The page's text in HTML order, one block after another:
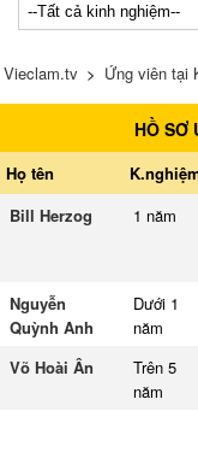
Vieclam.tv > Ứng viên tại
HỒ SƠ
Họ tên
Bill Herzog
1 năm
Nguyễn
Quỳnh Anh
Dưới 1
năm
Võ Hoài Ân
Trên 5
năm